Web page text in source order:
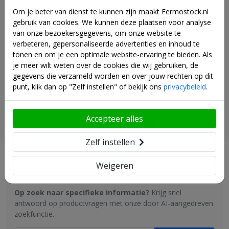
• Diepte 560mm.
KUNSTSTOF LEGBORDEN (polymeer)
• Diepte560mm.
• Perforaties: rond, Ø 40 mm.
• Eenvoudig uitneembaar en afwasbaar in vaatwasmachine
• In dit rekwerk is het tevens mogelijk (deels) de legborden er uit
te halen en hier diverse maten Gastronormbakken in te hangen.
DRAAGVERMOGEN PER NIVEAU
FERMOSTOCK REKWERKEN: BIEDEN ALLEEN MAAR
VOORDELEN !
• 100% voedingsgeschikt (corrosievrij) en voorzien van
uitneembare legborden.
• Eenvoudige montage zonder gereedschap
+ € 61,00
Fermostock retentiebak -
430x420x100 - Module B
Vraag en antwoord
Op zoek naar specifieke informatie? Krijg snel
antwoord op productvragen met onze door AI-aangedreven
zoekfunctie.
Om je beter van dienst te kunnen zijn maakt Fermostock.nl
gebruik van cookies. We kunnen deze plaatsen voor analyse
van onze bezoekersgegevens, om onze website te
verbeteren, gepersonaliseerde advertenties en inhoud te
tonen en om je een optimale website-ervaring te bieden. Als
je meer wilt weten over de cookies die wij gebruiken, de
gegevens die verzameld worden en over jouw rechten op dit
punt, klik dan op "Zelf instellen" of bekijk ons privacybeleid.
Weigeren
Zelf instellen
Accepteer alles